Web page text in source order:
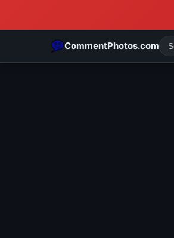
CommentPhotos.com